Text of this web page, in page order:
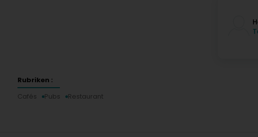
Rubriken :
Cafés
Pubs Restaurant